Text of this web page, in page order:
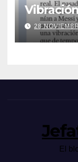
28
El